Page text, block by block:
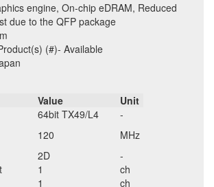
engine, On-chip eDRAM, Reduced
due to the QFP package
(#)- Available
Value
Unit
64bit TX49/L4
-
120
MHz
2D
-
1
ch
1
ch